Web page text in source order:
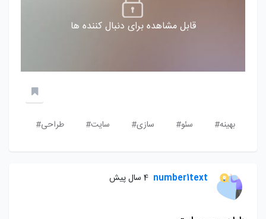
قابل مشاهده برای دنبال کننده ها
بهینه# سئو# سازی# سایت# طراحی#
number1text 4 سال پیش